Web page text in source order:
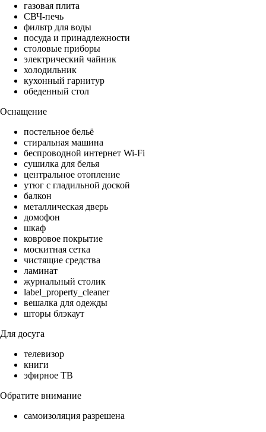
газовая плита
СВЧ-печь
фильтр для воды
посуда и принадлежности
столовые приборы
электрический чайник
холодильник
кухонный гарнитур
обеденный стол
Оснащение
постельное бельё
стиральная машина
беспроводной интернет Wi-Fi
сушилка для белья
центральное отопление
утюг с гладильной доской
балкон
металлическая дверь
домофон
шкаф
ковровое покрытие
москитная сетка
чистящие средства
ламинат
журнальный столик
label_property_cleaner
вешалка для одежды
шторы блэкаут
Для досуга
телевизор
книги
эфирное ТВ
Обратите внимание
самоизоляция разрешена